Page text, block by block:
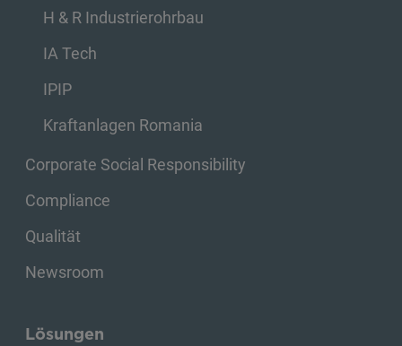
H & R Industrierohrbau
IA Tech
IPIP
Kraftanlagen Romania
Corporate Social Responsibility
Compliance
Qualität
Newsroom
Lösungen